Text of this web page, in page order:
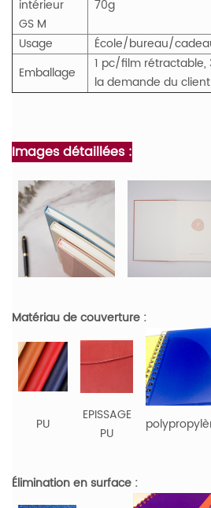
intérieur
GS M
70g
Usage
École/bureau/
Emballage
1 pc/film
la demande du client
Images détaillées :
Matériau de couverture :
PU
EPISSAGE
PU
Élimination en surface :